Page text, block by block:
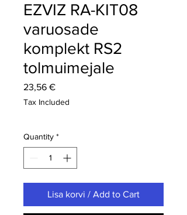
EZVIZ RA-KIT08
varuosade
komplekt RS2
tolmuimejale
23,56 €Price
Tax Included
Quantity *
Lisa korvi / Add to Cart